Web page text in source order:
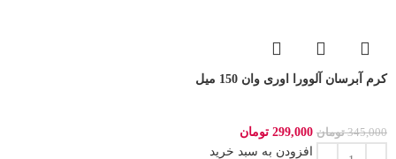
کرم آبرسان آلوورا اوری وان 150 میل
345,000 تومان 299,000 تومان
افزودن به سبد خرید